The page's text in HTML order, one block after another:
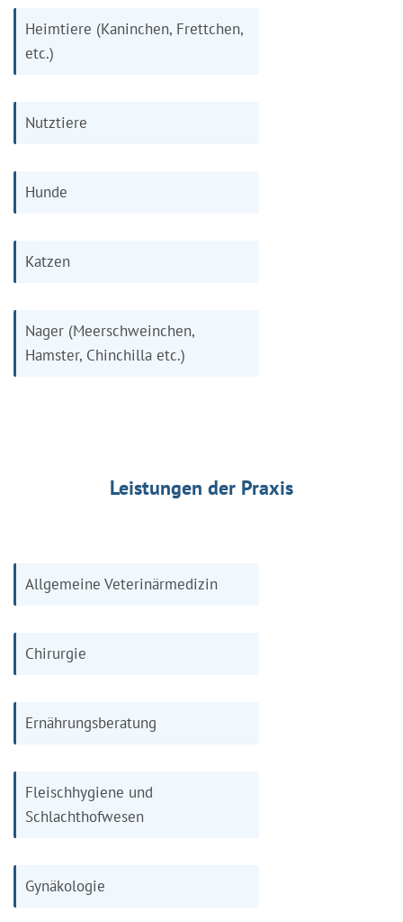
Heimtiere (Kaninchen, Frettchen,
etc.)
Nutztiere
Hunde
Katzen
Nager (Meerschweinchen,
Hamster, Chinchilla etc.)
Leistungen der Praxis
Allgemeine Veterinärmedizin
Chirurgie
Ernährungsberatung
Fleischhygiene und
Schlachthofwesen
Gynäkologie